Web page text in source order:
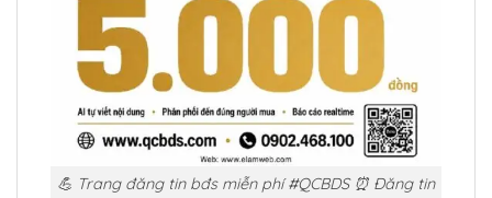
💪 Trang đăng tin bđs miễn phí #QCBDS ⏰ Đăng tin